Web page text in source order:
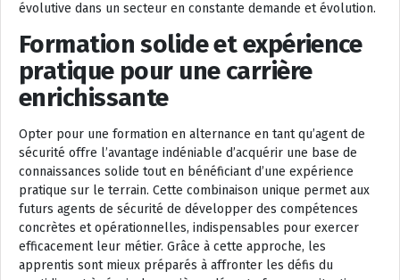
évolutive dans un secteur en constante demande et évolution.
Formation solide et expérience
pratique pour une carrière
enrichissante
Opter pour une formation en alternance en tant qu’agent de
sécurité offre l’avantage indéniable d’acquérir une base de
connaissances solide tout en bénéficiant d’une expérience
pratique sur le terrain. Cette combinaison unique permet aux
futurs agents de sécurité de développer des compétences
concrètes et opérationnelles, indispensables pour exercer
efficacement leur métier. Grâce à cette approche, les
apprentis sont mieux préparés à affronter les défis du